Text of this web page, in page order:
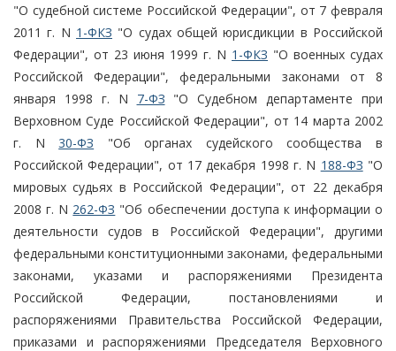
"О судебной системе Российской Федерации", от 7 февраля
2011 г. N 1-ФКЗ "О судах общей юрисдикции в Российской
Федерации", от 23 июня 1999 г. N 1-ФКЗ "О военных судах
Российской Федерации", федеральными законами от 8
января 1998 г. N 7-ФЗ "О Судебном департаменте при
Верховном Суде Российской Федерации", от 14 марта 2002
г. N30-ФЗ "Об органах судейского сообщества в
Российской Федерации", от 17 декабря 1998 г. N 188-ФЗ "О
мировых судьях в Российской Федерации", от 22 декабря
2008 г. N 262-ФЗ "Об обеспечении доступа к информации о
деятельности судов в Российской Федерации", другими
федеральными конституционными законами, федеральными
законами, указами и распоряжениями Президента
Российской Федерации, постановлениями и
распоряжениями Правительства Российской Федерации,
приказами и распоряжениями Председателя Верховного